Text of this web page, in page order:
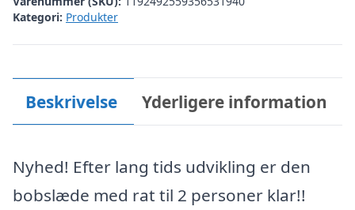
Kategori: Produkter
Beskrivelse Yderligere information
Nyhed! Efter lang tids udvikling er den
bobslæde med rat til 2 personer klar!!